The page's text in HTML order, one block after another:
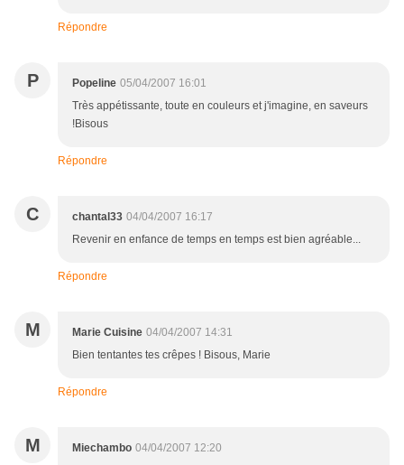
Répondre
P Popeline 05/04/2007 16:01
Très appétissante, toute en couleurs et j'imagine, en saveurs
!Bisous
Répondre
C chantal33 04/04/2007 16:17
Revenir en enfance de temps en temps est bien agréable...
Répondre
M Marie Cuisine 04/04/2007 14:31
Bien tentantes tes crêpes ! Bisous, Marie
Répondre
M Miechambo 04/04/2007 12:20